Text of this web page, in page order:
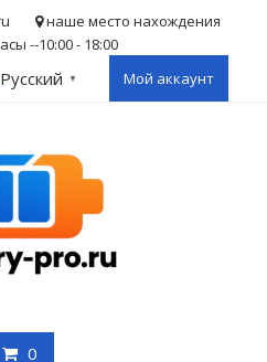
наше место нахождения
--10:00 - 18:00
Русский ▼ Мой аккаунт
0